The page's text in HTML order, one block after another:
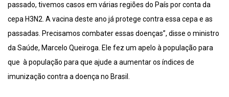
passado, tivemos casos em várias regiões do País por conta da
cepa H3N2. A vacina deste ano já protege contra essa cepa e as
passadas. Precisamos combater essas doenças”, disse o ministro
da Saúde, Marcelo Queiroga. Ele fez um apelo à população para
que à população para que ajude a aumentar os índices de
imunização contra a doença no Brasil.